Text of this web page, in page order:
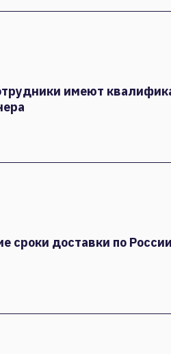
имеют
сроки доставки по